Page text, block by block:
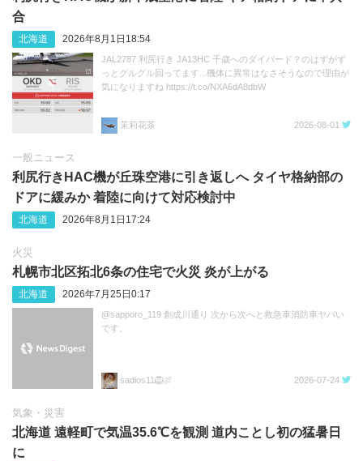
合
北海道 2026年8月1日18:54
JAL2787 利尻行き JA13HC 千歳へのダイバード？のはずがず
っとグルグル回ってます...機体に異常はなさそうなので理由が
気になりますね https://t.co/NXA6dA8dbW
茉莉花茶 2026-08-01
一般ニュース
利尻行きHAC機が丘珠空港に引き返しへ タイヤ格納部の
ドアに緩みか 着陸に向けて対応検討中
北海道 2026年8月1日17:24
火災
札幌市北区拓北6条の住宅で火災 炎が上がる
北海道 2026年7月25日0:17
@sapporo_119 創成川通り 次から次へと救急車消防車ヤバい
です。
sadios11🦁🍖 2026-07-24
気象・災害
北海道 遠軽町で気温35.6℃を観測 道内ことし初の猛暑日
に